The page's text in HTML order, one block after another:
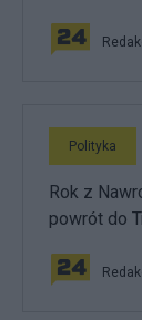
Polityka
Rok z
powrót do